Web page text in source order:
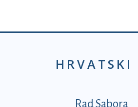
HRVATSKI
Rad Sabora